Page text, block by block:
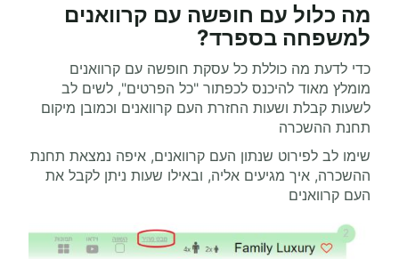
מה כלול עם חופשה עם קרוואנים
למשפחה בספרד?
כדי לדעת מה כוללת כל עסקת חופשה עם קרוואנים
מומלץ מאוד להיכנס לכפתור "כל הפרטים", לשים לב
לשעות קבלת ושעות החזרת העם קרוואנים וכמובן מיקום
תחנת ההשכרה
שימו לב לפירוט שנתון העם קרוואנים, איפה נמצאת תחנת
ההשכרה, איך מגיעים אליה, ובאילו שעות ניתן לקבל את
העם קרוואנים